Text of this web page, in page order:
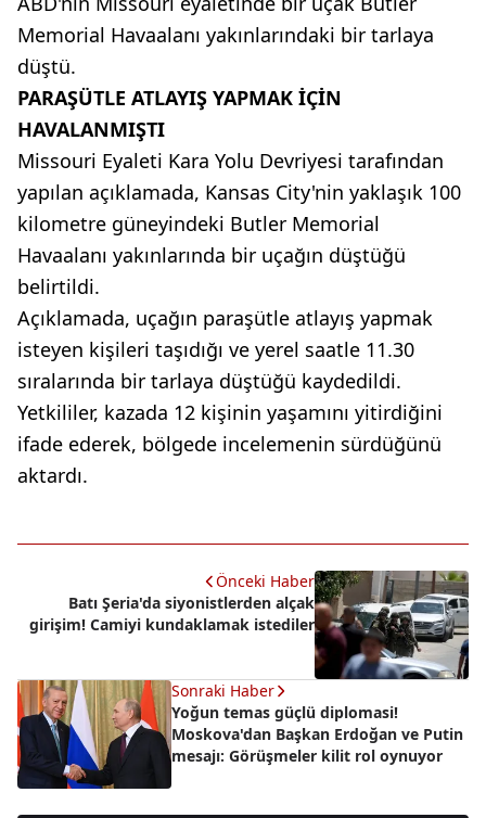
Memorial Havaalanı yakınlarındaki bir tarlaya
düştü.
PARAŞÜTLE ATLAYIŞ YAPMAK İÇİN
HAVALANMIŞTI
Missouri Eyaleti Kara Yolu Devriyesi tarafından
yapılan açıklamada, Kansas City'nin yaklaşık 100
kilometre güneyindeki Butler Memorial
Havaalanı yakınlarında bir uçağın düştüğü
belirtildi.
Açıklamada, uçağın paraşütle atlayış yapmak
isteyen kişileri taşıdığı ve yerel saatle 11.30
sıralarında bir tarlaya düştüğü kaydedildi.
Yetkililer, kazada 12 kişinin yaşamını yitirdiğini
ifade ederek, bölgede incelemenin sürdüğünü
aktardı.
Önceki Haber
Batı Şeria'da siyonistlerden alçak
girişim! Camiyi kundaklamak istediler
Sonraki Haber
Yoğun temas güçlü diplomasi!
Moskova'dan Başkan Erdoğan ve Putin
mesajı: Görüşmeler kilit rol oynuyor